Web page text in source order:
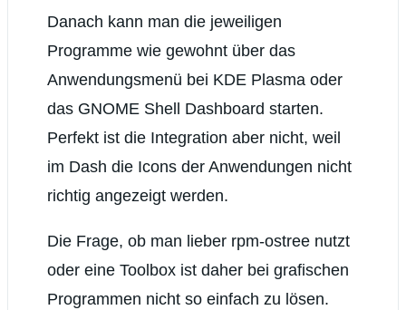
Danach kann man die jeweiligen
Programme wie gewohnt über das
Anwendungsmenü bei KDE Plasma oder
das GNOME Shell Dashboard starten.
Perfekt ist die Integration aber nicht, weil
im Dash die Icons der Anwendungen nicht
richtig angezeigt werden.
Die Frage, ob man lieber rpm-ostree nutzt
oder eine Toolbox ist daher bei grafischen
Programmen nicht so einfach zu lösen.